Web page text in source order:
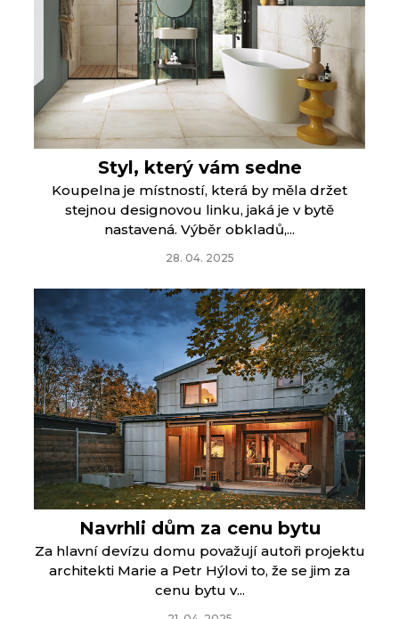
Styl, který vám sedne
Koupelna je místností, která by měla držet
stejnou designovou linku, jaká je v bytě
nastavená. Výběr obkladů,...
28. 04. 2025
Navrhli dům za cenu bytu
Za hlavní devízu domu považují autoři projektu
architekti Marie a Petr Hýlovi to, že se jim za
cenu bytu v...